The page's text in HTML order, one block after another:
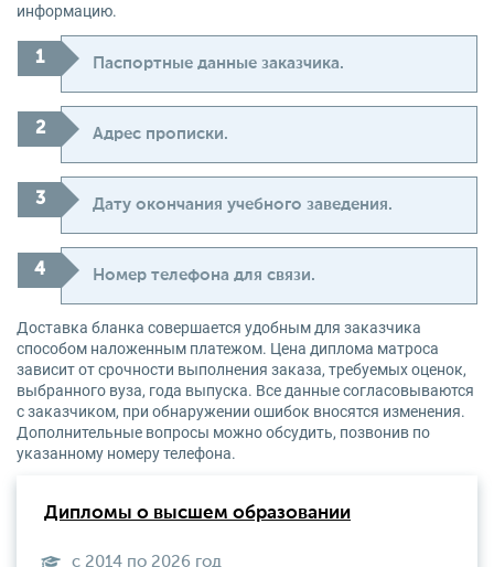
информацию.
Паспортные данные заказчика.
Адрес прописки.
Дату окончания учебного заведения.
Номер телефона для связи.
Доставка бланка совершается удобным для заказчика
способом наложенным платежом. Цена диплома матроса
зависит от срочности выполнения заказа, требуемых оценок,
выбранного вуза, года выпуска. Все данные согласовываются
с заказчиком, при обнаружении ошибок вносятся изменения.
Дополнительные вопросы можно обсудить, позвонив по
указанному номеру телефона.
Дипломы о высшем образовании
с 2014 по 2026 год